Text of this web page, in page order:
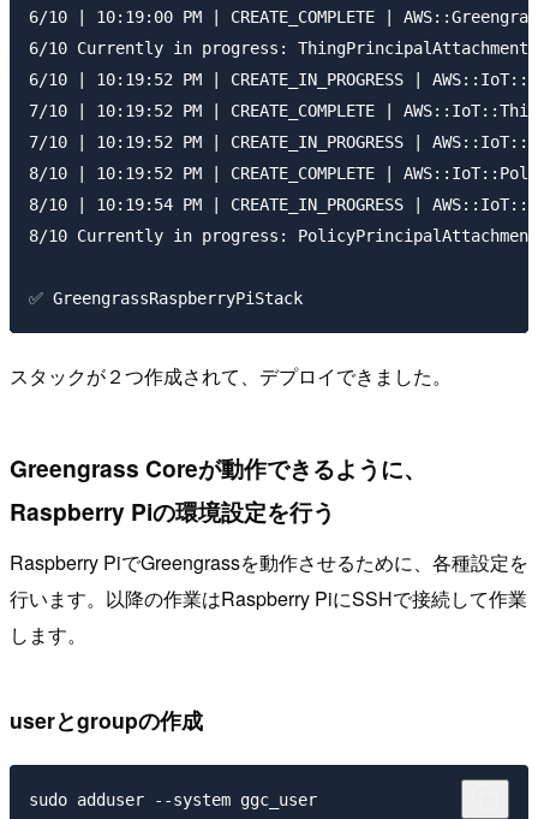
6/10 | 10:19:00 PM | CREATE_COMPLETE |
6/10 Currently in progress:
6/10 | 10:19:52 PM | CREATE_IN_PROGRESS |
7/10 | 10:19:52 PM | CREATE_COMPLETE |
7/10 | 10:19:52 PM | CREATE_IN_PROGRESS |
8/10 | 10:19:52 PM | CREATE_COMPLETE |
8/10 | 10:19:54 PM | CREATE_IN_PROGRESS |
8/10 Currently in progress: PolicyPrincipalAttachment
スタックが２つ作成されて、デプロイできました。
Greengrass Coreが動作できるように、
Raspberry Piの環境設定を行う
Raspberry PiでGreengrassを動作させるために、各種設定を
行います。以降の作業はRaspberry PiにSSHで接続して作業
します。
userとgroupの作成
sudo adduser --system ggc_user